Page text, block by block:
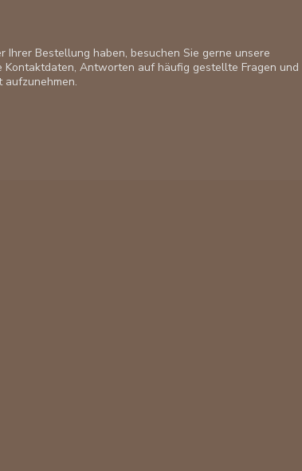
Ihrer Bestellung haben, besuchen Sie gerne unsere
Kontaktdaten, Antworten auf häufig gestellte Fragen und
aufzunehmen.